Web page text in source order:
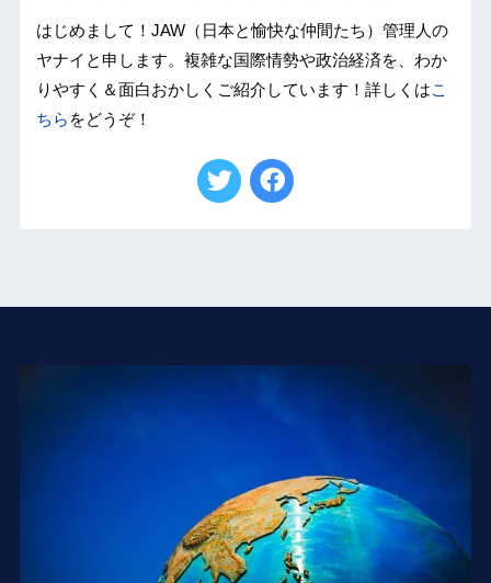
はじめまして！JAW（日本と愉快な仲間たち）管理人の
ヤナイと申します。複雑な国際情勢や政治経済を、わか
りやすく＆面白おかしくご紹介しています！詳しくはこ
ちら をどうぞ！